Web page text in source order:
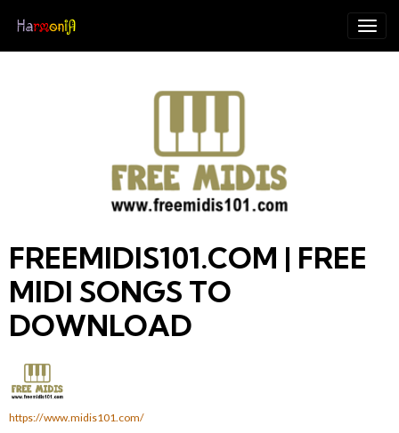
FREEMIDIS101.COM | FREE
MIDI SONGS TO
DOWNLOAD
https://www.midis101.com/